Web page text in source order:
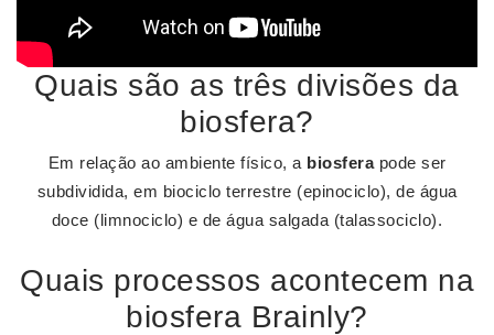
Quais são as três divisões da
biosfera?
Em relação ao ambiente físico, a biosferapode ser
subdividida, em biociclo terrestre (epinociclo), de água
doce (limnociclo) e de água salgada (talassociclo).
Quais processos acontecem na
biosfera Brainly?